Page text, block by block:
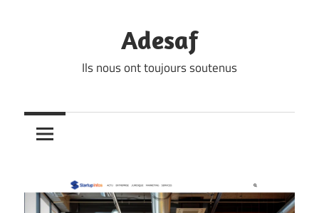
Adesaf
Ils nous ont toujours soutenus